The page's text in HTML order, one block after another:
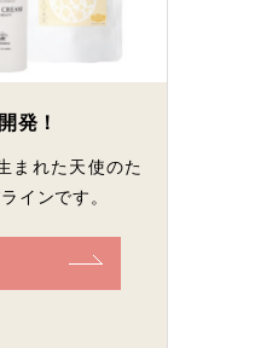
発！
まれた天使のた
インです。